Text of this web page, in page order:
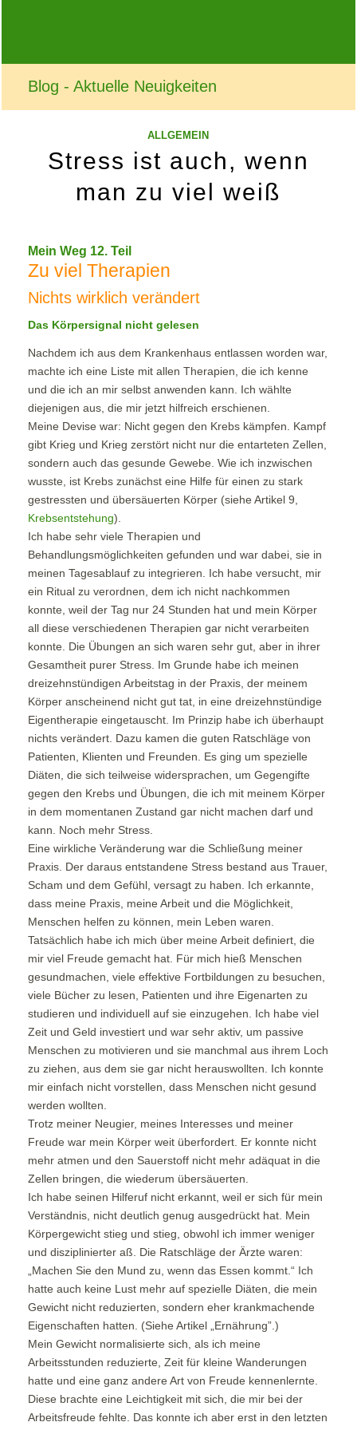
Blog - Aktuelle Neuigkeiten
ALLGEMEIN
Stress ist auch, wenn
man zu viel weiß
Mein Weg 12. Teil
Zu viel Therapien
Nichts wirklich verändert
Das Körpersignal nicht gelesen
Nachdem ich aus dem Krankenhaus entlassen worden war,
machte ich eine Liste mit allen Therapien, die ich kenne
und die ich an mir selbst anwenden kann. Ich wählte
diejenigen aus, die mir jetzt hilfreich erschienen.
Meine Devise war: Nicht gegen den Krebs kämpfen. Kampf
gibt Krieg und Krieg zerstört nicht nur die entarteten Zellen,
sondern auch das gesunde Gewebe. Wie ich inzwischen
wusste, ist Krebs zunächst eine Hilfe für einen zu stark
gestressten und übersäuerten Körper (siehe Artikel 9,
Krebsentstehung).
Ich habe sehr viele Therapien und
Behandlungsmöglichkeiten gefunden und war dabei, sie in
meinen Tagesablauf zu integrieren. Ich habe versucht, mir
ein Ritual zu verordnen, dem ich nicht nachkommen
konnte, weil der Tag nur 24 Stunden hat und mein Körper
all diese verschiedenen Therapien gar nicht verarbeiten
konnte. Die Übungen an sich waren sehr gut, aber in ihrer
Gesamtheit purer Stress. Im Grunde habe ich meinen
dreizehnstündigen Arbeitstag in der Praxis, der meinem
Körper anscheinend nicht gut tat, in eine dreizehnstündige
Eigentherapie eingetauscht. Im Prinzip habe ich überhaupt
nichts verändert. Dazu kamen die guten Ratschläge von
Patienten, Klienten und Freunden. Es ging um spezielle
Diäten, die sich teilweise widersprachen, um Gegengifte
gegen den Krebs und Übungen, die ich mit meinem Körper
in dem momentanen Zustand gar nicht machen darf und
kann. Noch mehr Stress.
Eine wirkliche Veränderung war die Schließung meiner
Praxis. Der daraus entstandene Stress bestand aus Trauer,
Scham und dem Gefühl, versagt zu haben. Ich erkannte,
dass meine Praxis, meine Arbeit und die Möglichkeit,
Menschen helfen zu können, mein Leben waren.
Tatsächlich habe ich mich über meine Arbeit definiert, die
mir viel Freude gemacht hat. Für mich hieß Menschen
gesundmachen, viele effektive Fortbildungen zu besuchen,
viele Bücher zu lesen, Patienten und ihre Eigenarten zu
studieren und individuell auf sie einzugehen. Ich habe viel
Zeit und Geld investiert und war sehr aktiv, um passive
Menschen zu motivieren und sie manchmal aus ihrem Loch
zu ziehen, aus dem sie gar nicht herauswollten. Ich konnte
mir einfach nicht vorstellen, dass Menschen nicht gesund
werden wollten.
Trotz meiner Neugier, meines Interesses und meiner
Freude war mein Körper weit überfordert. Er konnte nicht
mehr atmen und den Sauerstoff nicht mehr adäquat in die
Zellen bringen, die wiederum übersäuerten.
Ich habe seinen Hilferuf nicht erkannt, weil er sich für mein
Verständnis, nicht deutlich genug ausgedrückt hat. Mein
Körpergewicht stieg und stieg, obwohl ich immer weniger
und disziplinierter aß. Die Ratschläge der Ärzte waren:
„Machen Sie den Mund zu, wenn das Essen kommt.“ Ich
hatte auch keine Lust mehr auf spezielle Diäten, die mein
Gewicht nicht reduzierten, sondern eher krankmachende
Eigenschaften hatten. (Siehe Artikel „Ernährung”.)
Mein Gewicht normalisierte sich, als ich meine
Arbeitsstunden reduzierte, Zeit für kleine Wanderungen
hatte und eine ganz andere Art von Freude kennenlernte.
Diese brachte eine Leichtigkeit mit sich, die mir bei der
Arbeitsfreude fehlte. Das konnte ich aber erst in den letzten